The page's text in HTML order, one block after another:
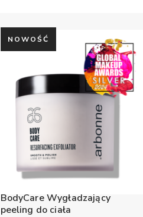
NOWOŚĆ
BodyCare Wygładzający
peeling do ciała